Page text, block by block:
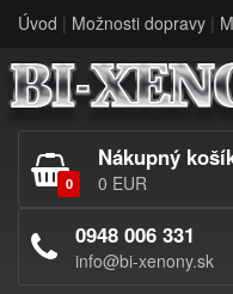
Úvod | Možnosti dopravy |
0
Nákupný
0 EUR
0948 006 331
info@bi-xenony.sk